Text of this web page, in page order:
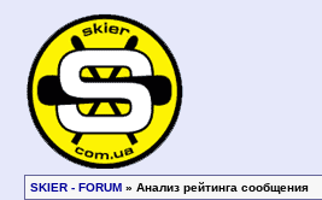
SKIER - FORUM » Анализ рейтинга сообщения